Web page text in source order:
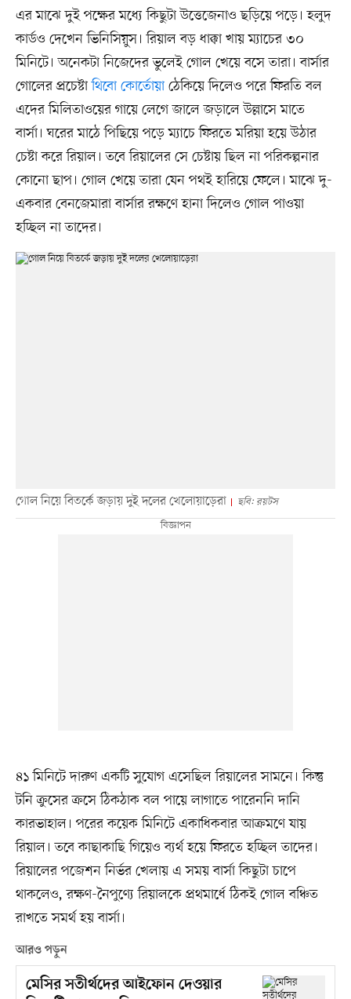
এর মাঝে দুই পক্ষের মধ্যে কিছুটা উত্তেজেনাও ছড়িয়ে পড়ে। হলুদ
কার্ডও দেখেন ভিনিসিয়ুস। রিয়াল বড় ধাক্কা খায় ম্যাচের ৩০
মিনিটে। অনেকটা নিজেদের ভুলেই গোল খেয়ে বসে তারা। বার্সার
গোলের প্রচেষ্টাথিবো কোর্তোয়া ঠেকিয়ে দিলেও পরে ফিরতি বল
এদের মিলিতাওয়ের গায়ে লেগে জালে জড়ালে উল্লাসে মাতে
বার্সা। ঘরের মাঠে পিছিয়ে পড়ে ম্যাচে ফিরতে মরিয়া হয়ে উঠার
চেষ্টা করে রিয়াল। তবে রিয়ালের সে চেষ্টায় ছিল না পরিকল্পনার
কোনো ছাপ। গোল খেয়ে তারা যেন পথই হারিয়ে ফেলে। মাঝে দু-
একবার বেনজেমারা বার্সার রক্ষণে হানা দিলেও গোল পাওয়া
হচ্ছিল না তাদের।
গোল নিয়ে বিতর্কে জড়ায় দুই দলের খেলোয়াড়েরা ছবি: রয়টস
৪১ মিনিটে দারুণ একটি সুযোগ এসেছিল রিয়ালের সামনে। কিন্তু
টনি ক্রুসের ক্রসে ঠিকঠাক বল পায়ে লাগাতে পারেননি দানি
কারভাহাল। পরের কয়েক মিনিটে একাধিকবার আক্রমণে যায়
রিয়াল। তবে কাছাকাছি গিয়েও ব্যর্থ হয়ে ফিরতে হচ্ছিল তাদের।
রিয়ালের পজেশন নির্ভর খেলায় এ সময় বার্সা কিছুটা চাপে
থাকলেও, রক্ষণ-নৈপুণ্যে রিয়ালকে প্রথমার্ধে ঠিকই গোল বঞ্চিত
রাখতে সমর্থ হয় বার্সা।
আরও পড়ুন
মেসির সতীর্থদের আইফোন দেওয়ার